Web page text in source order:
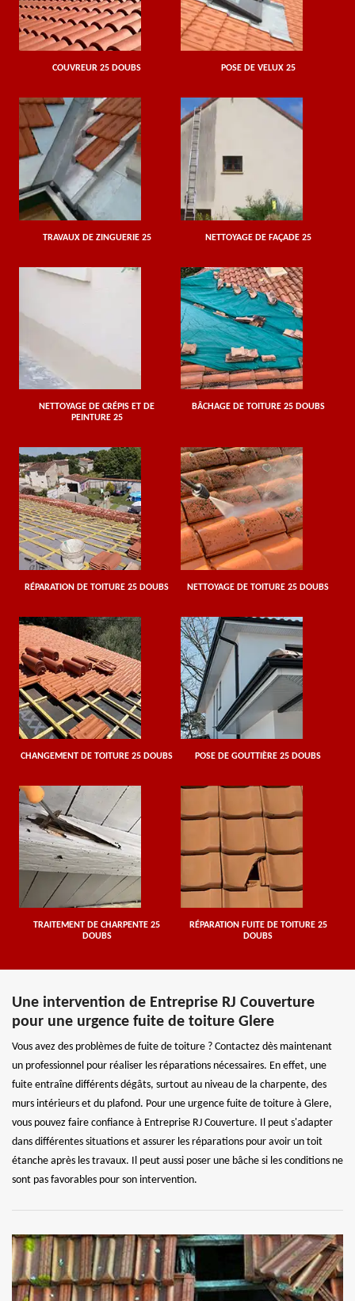
COUVREUR 25 DOUBS POSE DE VELUX 25
TRAVAUX DE ZINGUERIE 25 NETTOYAGE DE FAÇADE 25
NETTOYAGE DE CRÉPIS ET DE
PEINTURE 25
BÂCHAGE DE TOITURE 25 DOUBS
RÉPARATION DE TOITURE 25 DOUBS NETTOYAGE DE TOITURE 25 DOUBS
CHANGEMENT DE TOITURE 25 DOUBS POSE DE GOUTTIÈRE 25 DOUBS
TRAITEMENT DE CHARPENTE 25
DOUBS
RÉPARATION FUITE DE TOITURE 25
DOUBS
Une intervention de Entreprise RJ Couverture
pour une urgence fuite de toiture Glere
Vous avez des problèmes de fuite de toiture ? Contactez dès maintenant
un professionnel pour réaliser les réparations nécessaires. En effet, une
fuite entraîne différents dégâts, surtout au niveau de la charpente, des
murs intérieurs et du plafond. Pour une urgence fuite de toiture à Glere,
vous pouvez faire confiance à Entreprise RJ Couverture. Il peut s'adapter
dans différentes situations et assurer les réparations pour avoir un toit
étanche après les travaux. Il peut aussi poser une bâche si les conditions ne
sont pas favorables pour son intervention.